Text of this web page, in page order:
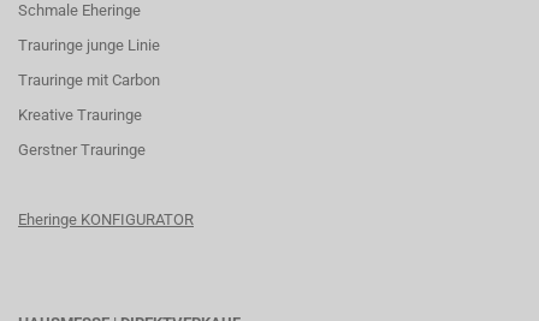
Schmale Eheringe
Trauringe junge Linie
Trauringe mit Carbon
Kreative Trauringe
Gerstner Trauringe
Eheringe KONFIGURATOR